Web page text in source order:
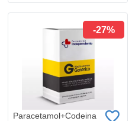
-27%
Paracetamol+Codeina